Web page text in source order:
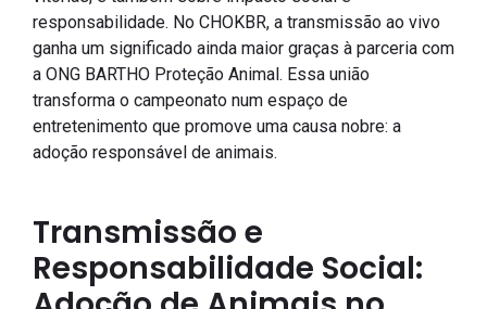
responsabilidade. No CHOKBR, a transmissão ao vivo
ganha um significado ainda maior graças à parceria com
a ONG BARTHO Proteção Animal. Essa união
transforma o campeonato num espaço de
entretenimento que promove uma causa nobre: a
adoção responsável de animais.
Transmissão e
Responsabilidade Social: